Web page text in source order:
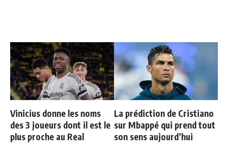
Vinicius donne les noms
des 3 joueurs dont il est le
plus proche au Real
La prédiction de Cristiano
sur Mbappé qui prend tout
son sens aujourd’hui